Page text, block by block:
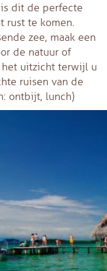
dit de perfecte
rust te komen.
zee, maak een
de natuur of
uitzicht terwijl u
ruisen van de
ontbijt, lunch)